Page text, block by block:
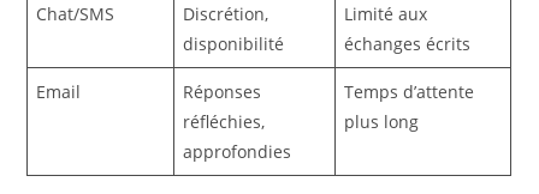
Chat/SMS
Discrétion,
disponibilité
Limité aux
échanges écrits
Email
Réponses
réfléchies,
approfondies
Temps d’attente
plus long